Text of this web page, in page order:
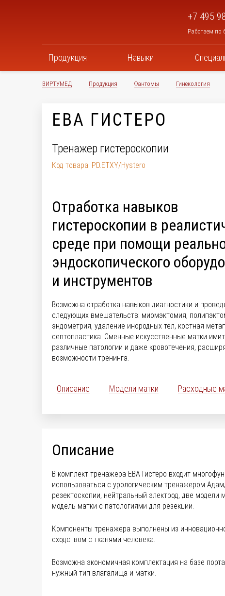
+7 495
Работаем по
Продукция Навыки
ВИРТУМЕД Продукция Фантомы Гинекология
ЕВА ГИСТЕРО
Тренажер гистероскопии
Код товара: PD.ETXY/Hystero
Отработка навыков
гистероскопии в
среде при помощи
эндоскопического
и инструментов
Возможна отработка навыков диагностики и
следующих вмешательств: миомэктомия,
эндометрия, удаление инородных тел, костная
септопластика. Сменные искусственные матки
различные патологии и даже кровотечения,
возможности тренинга.
Описание Модели матки Расходные
Описание
В комплект тренажера ЕВА Гистеро входит
использоваться с урологическим тренажером
резектоскопии, нейтральный электрод, две
модель матки с патологиями для резекции.
Компоненты тренажера выполнены из
сходством с тканями человека.
Возможна экономичная комплектация на базе
нужный тип влагалища и матки.